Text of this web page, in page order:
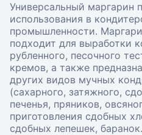
Универсальный маргарин
использования в
промышленности.
подходит для выработки
рубленного, песочного
кремов, а также
других видов мучных
(сахарного, затяжного,
печенья, пряников,
приготовления сдобных
сдобных лепешек, баранок.